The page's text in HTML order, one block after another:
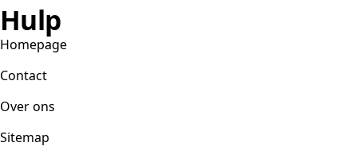
Hulp
Homepage
Contact
Over ons
Sitemap